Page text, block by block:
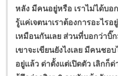
หลัง มีคนอยู่หรือ เราไม่ได้บ
รู้แค่เจตนาเราต้องการอะไร
เหมือนกันเลย ส่วนที่บอกว่าบิ๊
เขาจะเขียนยังไงเลย มีคนชอ
อยู่แล้ว ด่าตั้งแต่เปิดตัว เลิกก็